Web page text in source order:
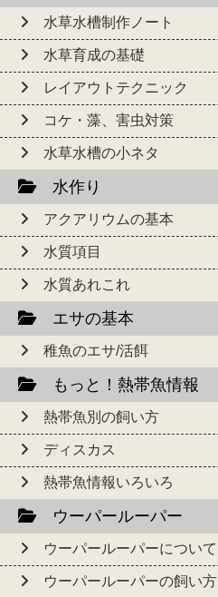
水草水槽制作ノート
水草育成の基礎
レイアウトテクニック
コケ・藻、害虫対策
水草水槽の小ネタ
水作り
アクアリウムの基本
水質項目
水質あれこれ
エサの基本
稚魚のエサ/活餌
もっと！熱帯魚情報
熱帯魚別の飼い方
ディスカス
熱帯魚情報いろいろ
ウーパールーパー
ウーパールーパーについて
ウーパールーパーの飼い方